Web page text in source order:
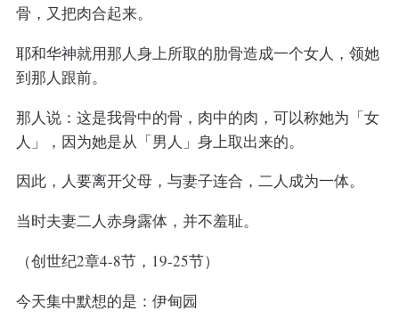
骨，又把肉合起来。
耶和华神就用那人身上所取的肋骨造成一个女人，领她
到那人跟前。
那人说：这是我骨中的骨，肉中的肉，可以称她为「女
人」，因为她是从「男人」身上取出来的。
因此，人要离开父母，与妻子连合，二人成为一体。
当时夫妻二人赤身露体，并不羞耻。
（创世纪2章4-8节，19-25节）
今天集中默想的是：伊甸园